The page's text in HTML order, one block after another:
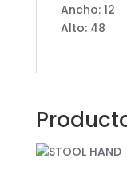
Ancho: 12
Alto: 48